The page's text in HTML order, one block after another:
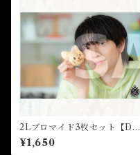
2Lブロマイド3枚セット【D】
（全4種）★芸能24周年記念イ
ベント
¥1,650